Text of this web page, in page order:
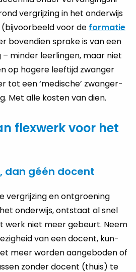
ver­grij­zing in het on­der­wijs
voor de for­ma­tie
bo­ven­dien spra­ke is van een
min­der leer­lin­gen, maar niet
op ho­ge­re leef­tijd zwan­ger
tot een ‘me­di­sche’ zwan­ger­
Met alle kos­ten van dien.
flexwerk voor het
dan géén docent
ver­grij­zing en ont­groe­ning
on­der­wijs, ont­staat al snel
werk niet meer ge­beurt. Neem
van een do­cent, kun­
meer wor­den aan­ge­bo­den of
zon­der do­cent (thuis) te